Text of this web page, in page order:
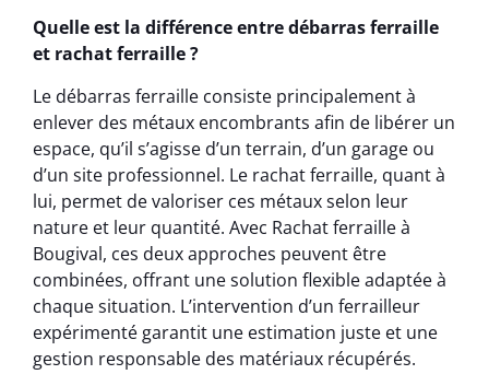
Quelle est la différence entre débarras ferraille
et rachat ferraille ?
Le débarras ferraille consiste principalement à
enlever des métaux encombrants afin de libérer un
espace, qu’il s’agisse d’un terrain, d’un garage ou
d’un site professionnel. Le rachat ferraille, quant à
lui, permet de valoriser ces métaux selon leur
nature et leur quantité. Avec Rachat ferraille à
Bougival, ces deux approches peuvent être
combinées, offrant une solution flexible adaptée à
chaque situation. L’intervention d’un ferrailleur
expérimenté garantit une estimation juste et une
gestion responsable des matériaux récupérés.